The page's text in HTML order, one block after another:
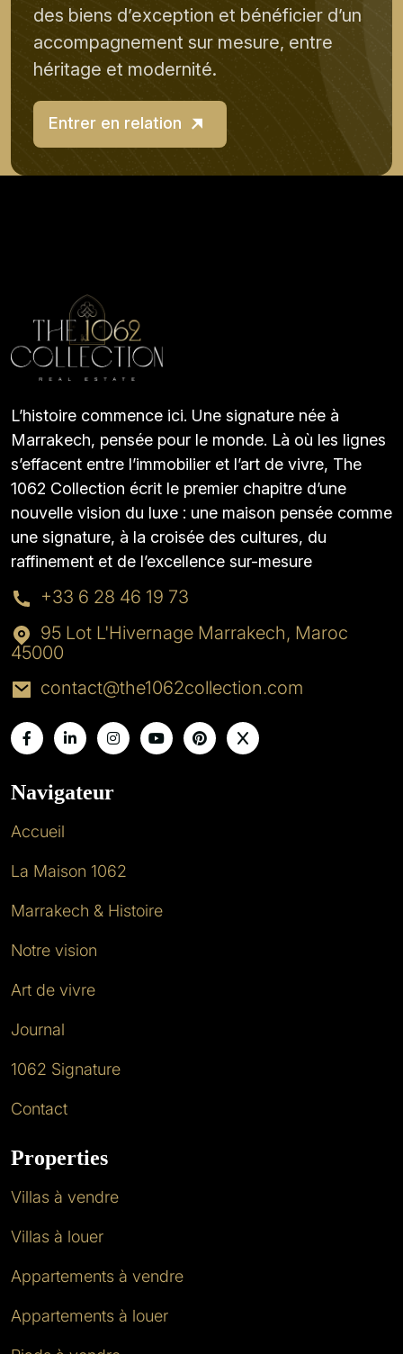
des biens d’exception et bénéficier d’un
accompagnement sur mesure, entre
héritage et modernité.
Entrer en relation
L’histoire commence ici. Une signature née à
Marrakech, pensée pour le monde. Là où les lignes
s’effacent entre l’immobilier et l’art de vivre, The
1062 Collection écrit le premier chapitre d’une
nouvelle vision du luxe : une maison pensée comme
une signature, à la croisée des cultures, du
raffinement et de l’excellence sur-mesure
+33 6 28 46 19 73
95 Lot L'Hivernage Marrakech, Maroc
45000
contact@the1062collection.com
Navigateur
Accueil
La Maison 1062
Marrakech & Histoire
Notre vision
Art de vivre
Journal
1062 Signature
Contact
Properties
Villas à vendre
Villas à louer
Appartements à vendre
Appartements à louer